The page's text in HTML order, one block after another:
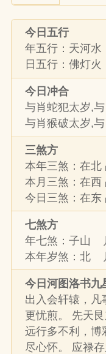
今日五行
年五行：天河
日五行：佛灯
今日冲合
与肖蛇犯太岁,
与肖猴破太岁,
三煞方
本年三煞：在北
本月三煞：在西
今日三煞：在东
七煞方
年七煞：子山
本年岁煞：北
今日河图洛书九
出入会轩辕，凡
更忧煎。 先天
远行多不利，博
尽心怀。 应禄